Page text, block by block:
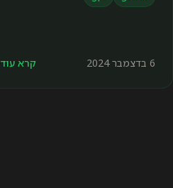
6 בדצמבר 2024 קרא עוד